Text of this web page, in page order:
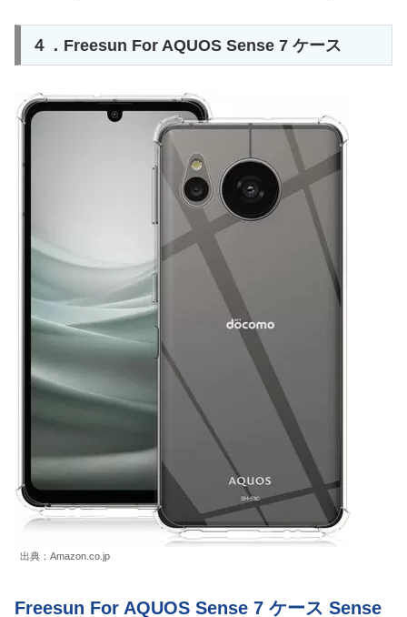
４．Freesun For AQUOS Sense 7 ケース
出典：Amazon.co.jp
Freesun For AQUOS Sense 7 ケース Sense